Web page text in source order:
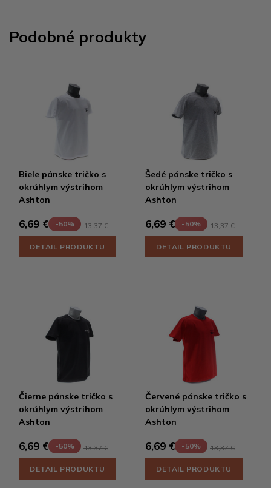
Podobné produkty
Biele pánske tričko s
okrúhlym výstrihom
Ashton
6,69 € -50% 13,37 €
DETAIL PRODUKTU
Šedé pánske tričko s
okrúhlym výstrihom
Ashton
6,69 € -50% 13,37 €
DETAIL PRODUKTU
Čierne pánske tričko s
okrúhlym výstrihom
Ashton
6,69 € -50% 13,37 €
DETAIL PRODUKTU
Červené pánske tričko s
okrúhlym výstrihom
Ashton
6,69 € -50% 13,37 €
DETAIL PRODUKTU